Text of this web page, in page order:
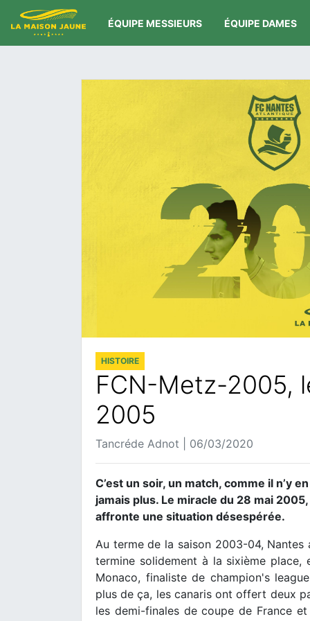
ÉQUIPE MESSIEURS ÉQUIPE DAMES
HISTOIRE
FCN-Metz-2005,
2005
Tancréde Adnot | 06/03/2020
C’est un soir, un match, comme il n’y
jamais plus. Le miracle du 28 mai
affronte une situation désespérée.
Au terme de la saison 2003-04,
termine solidement à la sixième place,
Monaco, finaliste de champion's
plus de ça, les canaris ont offert deux
les demi-finales de coupe de France